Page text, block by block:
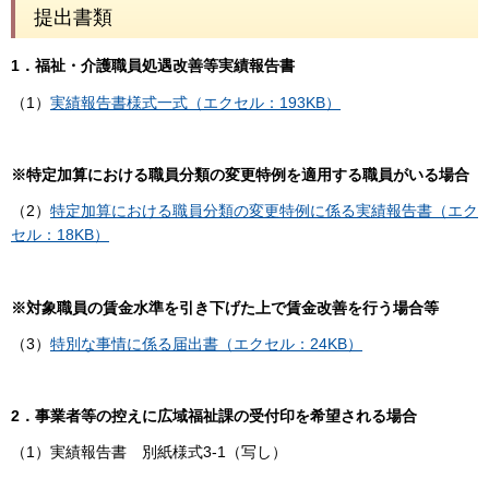
提出書類
1．福祉・介護職員処遇改善等実績報告書
（1） 実績報告書様式一式（エクセル：193KB）
※特定加算における職員分類の変更特例を適用する職員がいる場合
（2） 特定加算における職員分類の変更特例に係る実績報告書（エク
セル：18KB）
※対象職員の賃金水準を引き下げた上で賃金改善を行う場合等
（3） 特別な事情に係る届出書（エクセル：24KB）
2．事業者等の控えに広域福祉課の受付印を希望される場合
（1）実績報告書 別紙様式3-1（写し）